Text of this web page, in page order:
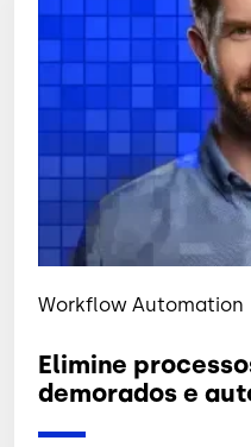
Workflow Automation
Elimine
demorados e